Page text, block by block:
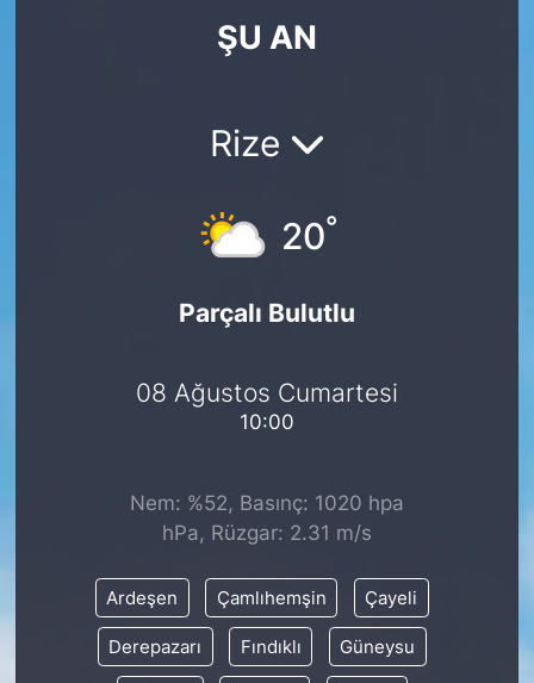
ŞU AN
Rize
20°
Parçalı Bulutlu
08 Ağustos Cumartesi
10:00
Nem: %52, Basınç: 1020 hpa
hPa, Rüzgar: 2.31 m/s
Ardeşen Çamlıhemşin Çayeli
Derepazarı Fındıklı Güneysu
KÖŞE YAZILARI
SARIYER HABERLERİ
SİYASET
SON DAKİKA HABERİ